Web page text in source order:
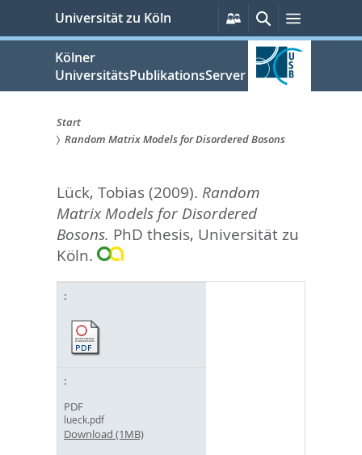
springen
Universität zu Köln
Persönliche
Services
SucheMenü
Kölner
UniversitätsPublikationsServer
Sie
sind
hier:
Start
Random Matrix Models for Disordered Bosons
Lück, Tobias(2009). Random
Matrix Models for Disordered
Bosons. PhD thesis, Universität zu
Köln.
PDF
lueck.pdf
Download (1MB)